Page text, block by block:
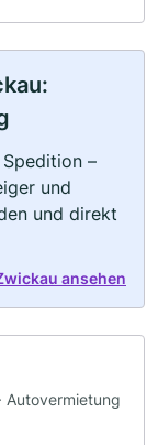
–
und
und direkt
ansehen
Autovermietung